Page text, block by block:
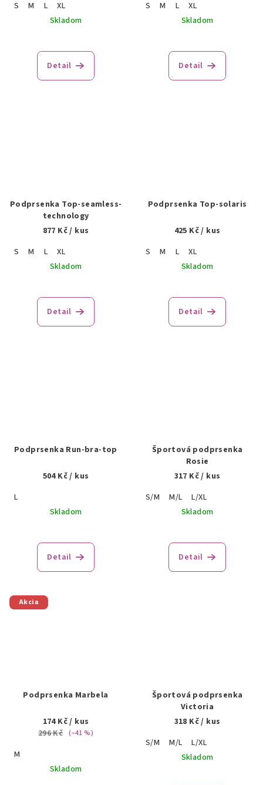
S M L
XL
Skladom
Detail
S M L
XL
Skladom
Detail
Podprsenka Top-seamless-
technology
877 Kč/ kus
S
M L
XL
Skladom
Detail
Podprsenka Top-solaris
425 Kč/ kus
S
M L
XL
Skladom
Detail
Podprsenka Run-bra-top
504 Kč/ kus
L
Skladom
Detail
Športová podprsenka
Rosie
317 Kč/ kus
S/M
M/L
L/XL
Skladom
Detail
Akcia
Podprsenka Marbela
174 Kč/ kus
296 Kč (–41 %)
M
Skladom
Športová podprsenka
Victoria
318 Kč/ kus
S/M
M/L
L/XL
Skladom